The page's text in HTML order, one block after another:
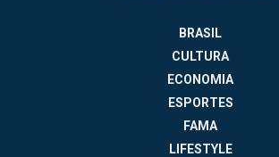
BRASIL
CULTURA
ECONOMIA
ESPORTES
FAMA
LIFESTYLE